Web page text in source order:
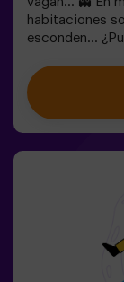
habitaciones
esconden...
luego encontrar a tus
Oscuridad es
lleva a cabo
para los
laberintos,
están
orientarse al
efectos
grupos
team building